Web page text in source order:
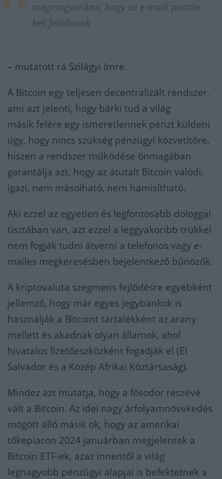
megmagyarázni, hogy az e-mailt postán
kell feladnunk
– mutatott rá Szilágyi Imre.
A Bitcoin egy teljesen decentralizált rendszer,
ami azt jelenti, hogy bárki tud a világ
másik felére egy ismeretlennek pénzt küldeni
úgy, hogy nincs szükség pénzügyi közvetítőre,
hiszen a rendszer működése önmagában
garantálja azt, hogy az átutalt Bitcoin valódi,
igazi, nem másolható, nem hamisítható.
Aki ezzel az egyetlen és legfontosabb dologgal
tisztában van, azt ezzel a leggyakoribb trükkel
nem fogják tudni átverni a telefonos vagy e-
mailes megkeresésben bejelentkező bűnözők.
A kriptovaluta szegmens fejlődésre egyébként
jellemző, hogy már egyes jegybankok is
használják a Bitcoint tartalékként az arany
mellett és akadnak olyan államok, ahol
hivatalos fizetőeszközként fogadják el (El
Salvador és a Közép Afrikai Köztársaság).
Mindez azt mutatja, hogy a fősodor részévé
vált a Bitcoin. Az idei nagy árfolyamnövekedés
mögött álló másik ok, hogy az amerikai
tőkepiacon 2024 januárban megjelentek a
Bitcoin ETF-ek, azaz innentől a világ
legnagyobb pénzügyi alapjai is befektetnek a